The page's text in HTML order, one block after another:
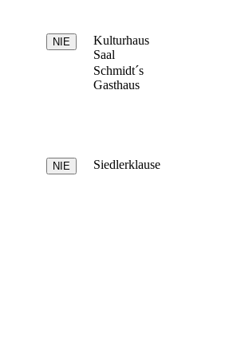
Kulturhaus
Saal
Schmidt´s
Gasthaus
Siedlerklause